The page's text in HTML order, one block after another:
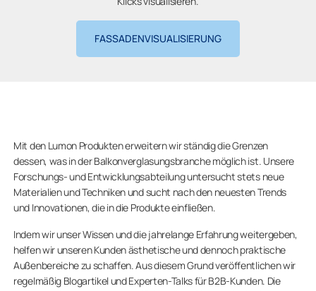
FASSADENVISUALISIERUNG
Mit den Lumon Produkten erweitern wir ständig die Grenzen
dessen, was in der Balkonverglasungsbranche möglich ist. Unsere
Forschungs- und Entwicklungsabteilung untersucht stets neue
Materialien und Techniken und sucht nach den neuesten Trends
und Innovationen, die in die Produkte einfließen.
Indem wir unser Wissen und die jahrelange Erfahrung weitergeben,
helfen wir unseren Kunden ästhetische und dennoch praktische
Außenbereiche zu schaffen. Aus diesem Grund veröffentlichen wir
regelmäßig Blogartikel und Experten-Talks für B2B-Kunden. Die